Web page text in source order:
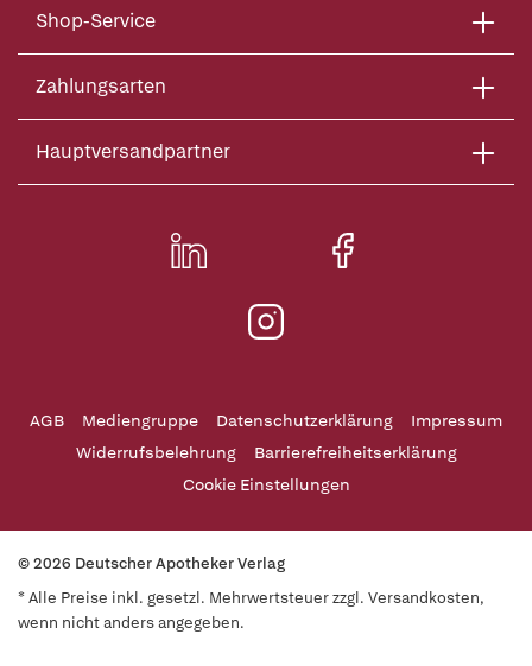
Shop-Service
Zahlungsarten
Hauptversandpartner
AGB Mediengruppe Datenschutzerklärung
Impressum
Widerrufsbelehrung
Barrierefreiheitserklärung
Cookie Einstellungen
© 2026 Deutscher Apotheker Verlag
* Alle Preise inkl. gesetzl. Mehrwertsteuer zzgl. Versandkosten,
wenn nicht anders angegeben.